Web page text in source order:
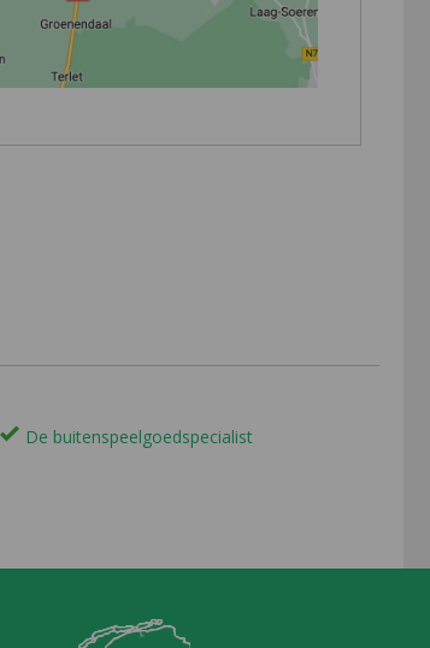
De buitenspeelgoedspecialist